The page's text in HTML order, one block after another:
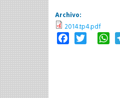
Archivo:
2014.tp4.pdf
FacebookTwitter